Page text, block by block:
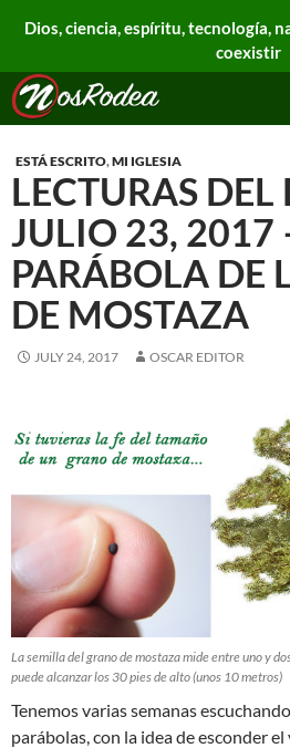
Dios, ciencia, espíritu, tecnología,
coexistir
Nos Rodea
Search
ESTÁ ESCRITO,MI IGLESIA
LECTURAS
JULIO 23, 2017
PARÁBOLA DE
DE MOSTAZA
JULY 24, 2017 OSCAR EDITOR
La semilla del grano de mostaza mide entre uno y
puede alcanzar los 30 pies de alto (unos 10 metros)
Tenemos varias semanas
parábolas, con la idea de esconder